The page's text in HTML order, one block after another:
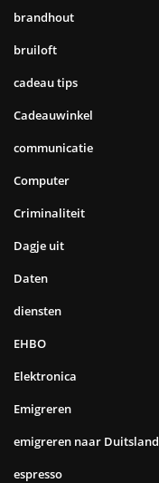
brandhout
bruiloft
cadeau tips
Cadeauwinkel
communicatie
Computer
Criminaliteit
Dagje uit
Daten
diensten
EHBO
Elektronica
Emigreren
emigreren naar Duitsland
espresso